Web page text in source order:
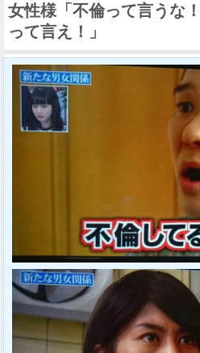
女性様「不倫って言うな
って言え！」